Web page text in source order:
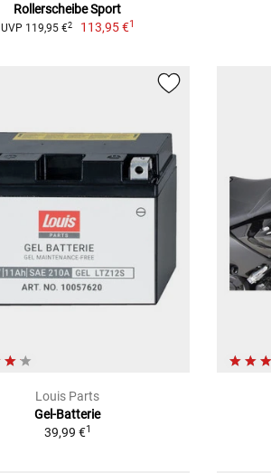
Rollerscheibe Sport
UVP 119,95 €2 113,95 €1
Louis Parts
Gel-Batterie
39,99 €1